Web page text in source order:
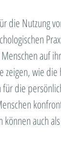
die Nutzung
auf
zeigen, wie
die
auch